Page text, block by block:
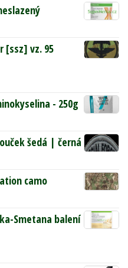
[ssz] vz. 95
- 250g
šedá | černá
camo
Smetana balení